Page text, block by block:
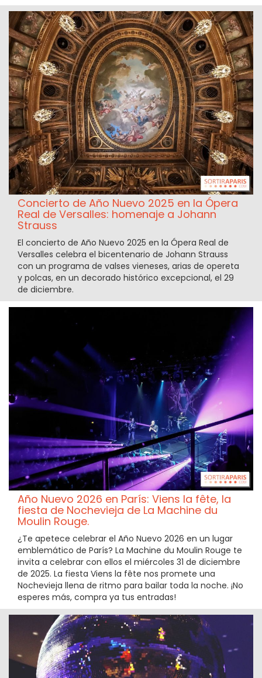
Concierto de Año Nuevo 2025 en la Ópera
Real de Versalles: homenaje a Johann
Strauss
El concierto de Año Nuevo 2025 en la Ópera Real de
Versalles celebra el bicentenario de Johann Strauss
con un programa de valses vieneses, arias de opereta
y polcas, en un decorado histórico excepcional, el 29
de diciembre.
Año Nuevo 2026 en París: Viens la fête, la
fiesta de Nochevieja de La Machine du
Moulin Rouge.
¿Te apetece celebrar el Año Nuevo 2026 en un lugar
emblemático de París? La Machine du Moulin Rouge te
invita a celebrar con ellos el miércoles 31 de diciembre
de 2025. La fiesta Viens la fête nos promete una
Nochevieja llena de ritmo para bailar toda la noche. ¡No
esperes más, compra ya tus entradas!